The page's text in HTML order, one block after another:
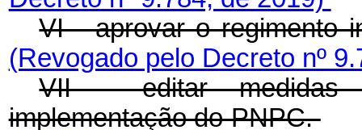
VI - aprovar o
(Revogado pelo Decreto nº
VII - editar medidas
implementação do PNPC.